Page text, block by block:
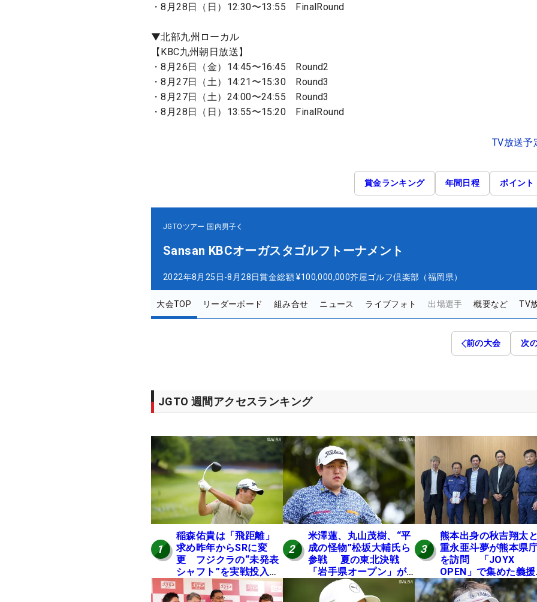
・8月28日（日）12:30〜13:55 FinalRound
▼北部九州ローカル
【KBC九州朝日放送】
・8月26日（金）14:45〜16:45 Round2
・8月27日（土）14:21〜15:30 Round3
・8月27日（土）24:00〜24:55 Round3
・8月28日（日）13:55〜15:20 FinalRound
TV放送予
賞金ランキング 年間日程 ポイント
JGTOツアー 国内男子
Sansan KBCオーガスタゴルフトーナメント
2022年8月25日-8月28日賞金総額 ¥100,000,000芥屋ゴルフ倶楽部（福岡県）
大会TOP リーダーボード 組み合せ ニュース ライブフォト 出場選手 概要など TV
前の大会 次
JGTO 週間アクセスランキング
1
稲森佑貴は「飛距離」
求め昨年からSRに変
更 フジクラの“未発表
シャフト”を実戦投入し
好感触「つかまえにい
ける」【男子ツアーの
2
米澤蓮、丸山茂樹、“平
成の怪物”松坂大輔氏ら
参戦 夏の東北決戦
「岩手県オープン」が8
日開幕
3
熊本出身の秋吉翔太
重永亜斗夢が熊本県
を訪問 「JOYX
OPEN」で集めた義
を贈呈